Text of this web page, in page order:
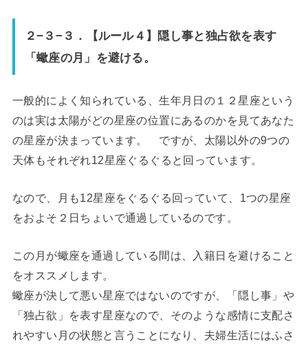
２−３−３．【ルール４】隠し事と独占欲を表す
「蠍座の月」を避ける。
一般的によく知られている、生年月日の１２星座という
のは実は太陽がどの星座の位置にあるのかを見てあなた
の星座が決まっています。 ですが、太陽以外の9つの
天体もそれぞれ12星座ぐるぐると回っています。
なので、月も12星座をぐるぐる回っていて、1つの星座
をおよそ２日ちょいで通過しているのです。
この月が蠍座を通過している間は、入籍日を避けること
をオススメします。
蠍座が決して悪い星座ではないのですが、「隠し事」や
「独占欲」を表す星座なので、そのような感情に支配さ
れやすい月の状態と言うことになり、夫婦生活にはふさ